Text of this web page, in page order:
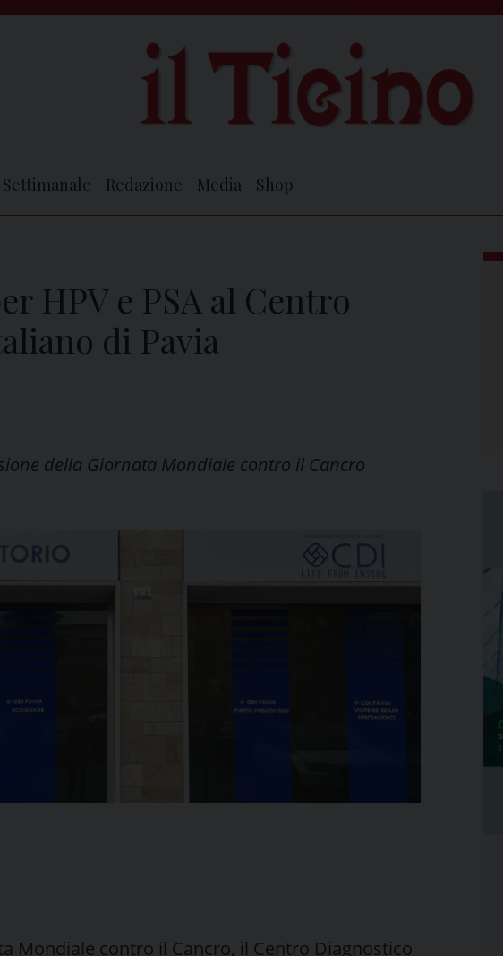
Redazione Media Shop
HPV e PSA al Centro
di Pavia
della Giornata Mondiale contro il Cancro
Mondiale contro il Cancro, il Centro Diagnostico